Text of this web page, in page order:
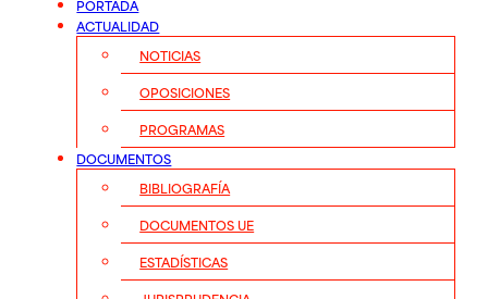
PORTADA
ACTUALIDAD
NOTICIAS
OPOSICIONES
PROGRAMAS
DOCUMENTOS
BIBLIOGRAFÍA
DOCUMENTOS UE
ESTADÍSTICAS